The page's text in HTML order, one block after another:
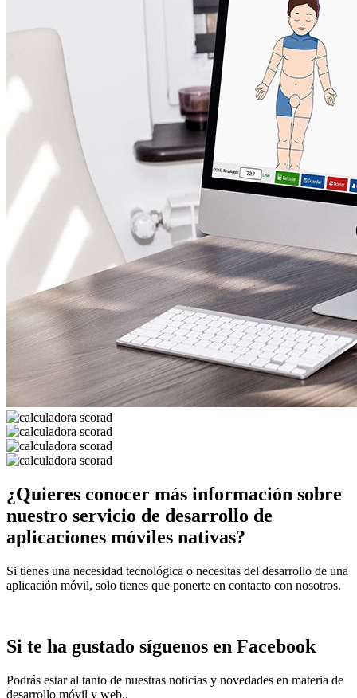
¿Quieres conocer más información sobre
nuestro servicio de desarrollo de
aplicaciones móviles nativas?
Si tienes una necesidad tecnológica o necesitas del desarrollo de una
aplicación móvil, solo tienes que ponerte en contacto con nosotros.
Si te ha gustado síguenos en Facebook
Podrás estar al tanto de nuestras noticias y novedades en materia de
desarrollo móvil y web..